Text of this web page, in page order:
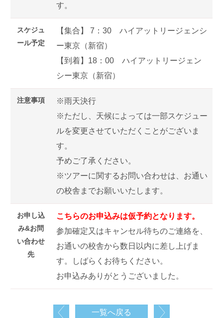
す。
スケジュ
ール予定
【集合】 7：30 ハイアットリージェンシ
ー東京（新宿）
【到着】18：00 ハイアットリージェン
シー東京（新宿）
注意事項
※雨天決行
※ただし、天候によっては一部スケジュー
ルを変更させていただくことがございま
す。
予めご了承ください。
※ツアーに関するお問い合わせは、お通い
の校舎までお願いいたします。
お申し込
み&お問
い合わせ
先
こちらのお申込みは仮予約となります。
参加確定又はキャンセル待ちのご連絡を、
お通いの校舎から数日以内に差し上げま
す。しばらくお待ちください。
お申込みありがとうございました。
一覧へ戻る